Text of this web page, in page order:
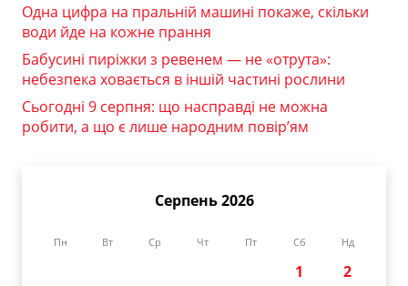
Одна цифра на пральній машині покаже, скільки
води йде на кожне прання
Бабусині пиріжки з ревенем — не «отрута»:
небезпека ховається в іншій частині рослини
Сьогодні 9 серпня: що насправді не можна
робити, а що є лише народним повір’ям
Серпень 2026
Пн Вт Ср Чт Пт Сб Нд
1
2